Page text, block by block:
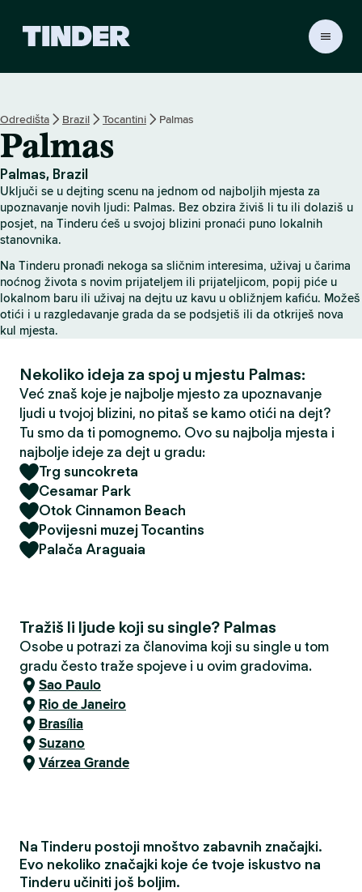
r
l
o
v
c
a
Odredišta Brazil Tocantini Palmas
Palmas
Palmas, Brazil
Uključi se u dejting scenu na jednom od najboljih mjesta za
upoznavanje novih ljudi: Palmas. Bez obzira živiš li tu ili dolaziš u
posjet, na Tinderu ćeš u svojoj blizini pronaći puno lokalnih
stanovnika.
Na Tinderu pronađi nekoga sa sličnim interesima, uživaj u čarima
noćnog života s novim prijateljem ili prijateljicom, popij piće u
lokalnom baru ili uživaj na dejtu uz kavu u obližnjem kafiću. Možeš
otići i u razgledavanje grada da se podsjetiš ili da otkriješ nova
kul mjesta.
Nekoliko ideja za spoj u mjestu Palmas:
Već znaš koje je najbolje mjesto za upoznavanje
ljudi u tvojoj blizini, no pitaš se kamo otići na dejt?
Tu smo da ti pomognemo. Ovo su najbolja mjesta i
najbolje ideje za dejt u gradu:
Trg suncokreta
Cesamar Park
Otok Cinnamon Beach
Povijesni muzej Tocantins
Palača Araguaia
Tražiš li ljude koji su single? Palmas
Osobe u potrazi za članovima koji su single u tom
gradu često traže spojeve i u ovim gradovima.
Sao Paulo
Rio de Janeiro
Brasília
Suzano
Várzea Grande
Na Tinderu postoji mnoštvo zabavnih značajki.
Evo nekoliko značajki koje će tvoje iskustvo na
Tinderu učiniti još boljim.